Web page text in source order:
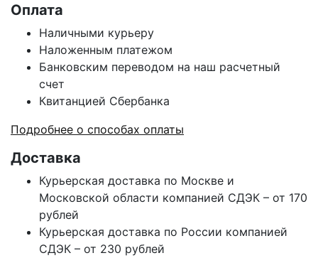
Оплата
Наличными курьеру
Наложенным платежом
Банковским переводом на наш расчетный
счет
Квитанцией Сбербанка
Подробнее о способах оплаты
Доставка
Курьерская доставка по Москве и
Московской области компанией СДЭК – от 170
рублей
Курьерская доставка по России компанией
СДЭК – от 230 рублей